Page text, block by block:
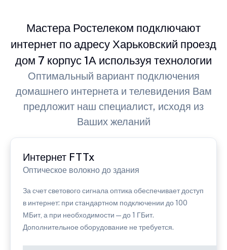
Мастера Ростелеком подключают
интернет по адресу Харьковский проезд
дом 7 корпус 1А используя технологии
Оптимальный вариант подключения
домашнего интернета и телевидения Вам
предложит наш специалист, исходя из
Ваших желаний
Интернет FTTx
Оптическое волокно до здания
За счет светового сигнала оптика обеспечивает доступ
в интернет: при стандартном подключении до 100
МБит, а при необходимости — до 1 ГБит.
Дополнительное оборудование не требуется.